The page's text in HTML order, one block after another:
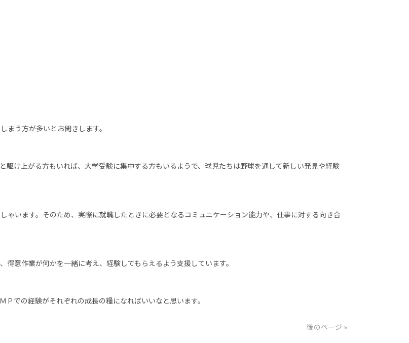
う方が多いとお聞きします。
け上がる方もいれば、大学受験に集中する方もいるようで、球児たちは野球を通して新しい発見や経験
います。そのため、実際に就職したときに必要となるコミュニケーション能力や、仕事に対する向き合
意作業が何かを一緒に考え、経験してもらえるよう支援しています。
での経験がそれぞれの成長の糧になればいいなと思います。
後のページ »